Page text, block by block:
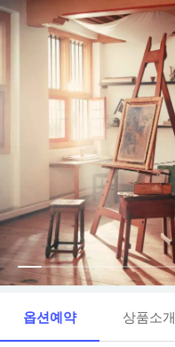
옵션예약 상품소개